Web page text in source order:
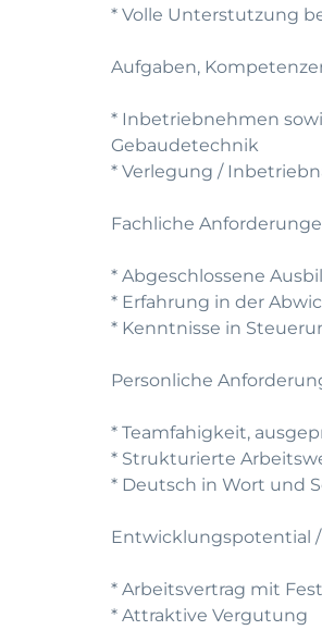
* Volle Unterstutzung
Aufgaben,
* Inbetriebnehmen
Gebaudetechnik
* Verlegung /
Fachliche
* Abgeschlossene
* Erfahrung in der
* Kenntnisse in
Personliche
* Teamfahigkeit,
* Strukturierte
* Deutsch in Wort und
Entwicklungspotential
* Arbeitsvertrag mit
* Attraktive Vergutung